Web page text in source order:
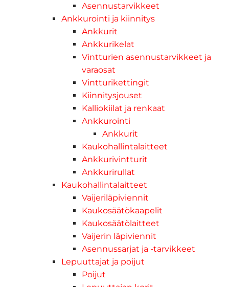
Asennustarvikkeet
Ankkurointi ja kiinnitys
Ankkurit
Ankkurikelat
Vintturien asennustarvikkeet ja
varaosat
Vintturikettingit
Kiinnitysjouset
Kalliokiilat ja renkaat
Ankkurointi
Ankkurit
Kaukohallintalaitteet
Ankkurivintturit
Ankkurirullat
Kaukohallintalaitteet
Vaijeriläpiviennit
Kaukosäätökaapelit
Kaukosäätölaitteet
Vaijerin läpiviennit
Asennussarjat ja -tarvikkeet
Lepuuttajat ja poijut
Poijut